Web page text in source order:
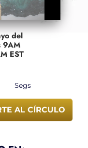
del
9AM
EST
Segs
AL CÍRCULO